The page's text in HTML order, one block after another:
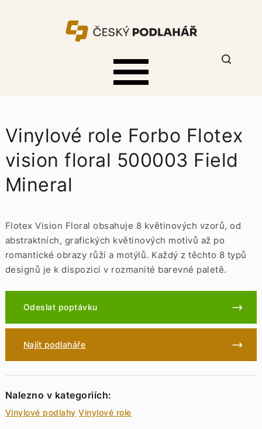
Vinylové role Forbo Flotex
vision floral 500003 Field
Mineral
Flotex Vision Floral obsahuje 8 květinových vzorů, od
abstraktních, grafických květinových motivů až po
romantické obrazy růží a motýlů. Každý z těchto 8 typů
designů je k dispozici v rozmanité barevné paletě.
Odeslat poptávku
Najít podlaháře
Nalezno v kategoriích:
Vinylové podlahy Vinylové role